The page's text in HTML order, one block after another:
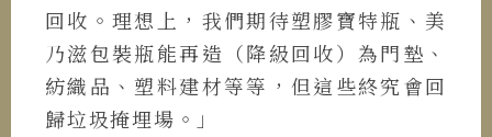
回收。理想上，我們期待塑膠寶特瓶、美
乃滋包裝瓶能再造（降級回收）為門墊、
紡織品、塑料建材等等，但這些終究會回
歸垃圾掩埋場。」